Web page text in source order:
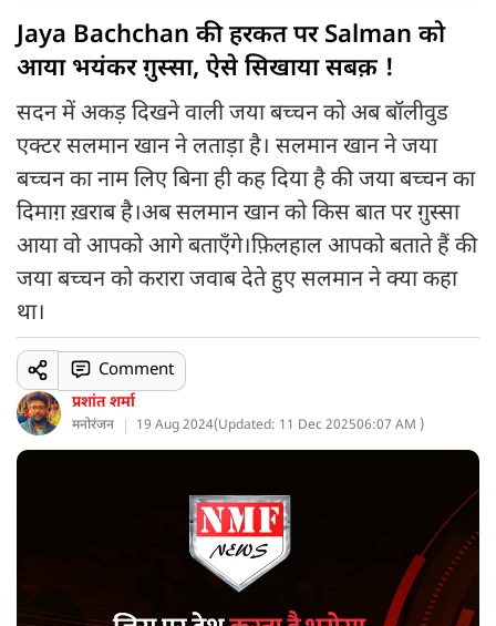
Jaya Bachchan की हरकत पर Salman को
आया भयंकर ग़ुस्सा, ऐसे सिखाया सबक़ !
सदन में अकड़ दिखने वाली जया बच्चन को अब बॉलीवुड
एक्टर सलमान खान ने लताड़ा है। सलमान खान ने जया
बच्चन का नाम लिए बिना ही कह दिया है की जया बच्चन का
दिमाग़ ख़राब है।अब सलमान खान को किस बात पर ग़ुस्सा
आया वो आपको आगे बताएँगे।फ़िलहाल आपको बताते हैं की
जया बच्चन को करारा जवाब देते हुए सलमान ने क्या कहा
था।
प्रशांत शर्मा
मनोरंजन 19 Aug 2024(Updated: 11 Dec 202506:07 AM )
Comment